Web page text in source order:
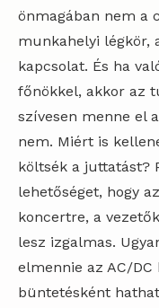
önmagában nem a
munkahelyi légkör,
kapcsolat. És ha
főnökkel, akkor az
szívesen menne el
nem. Miért is
költsék a juttatást?
lehetőséget, hogy
koncertre, a
lesz izgalmas.
elmennie az AC/
büntetésként